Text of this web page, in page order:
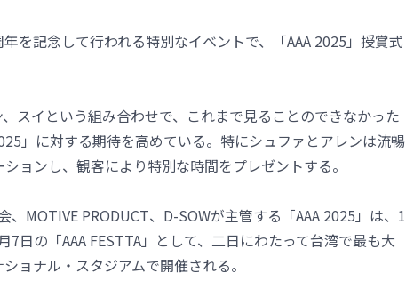
年を記念して行われる特別なイベントで、「AAA 2025」授賞式
スイという組み合わせで、これまで見ることのできなかった
」に対する期待を高めている。特にシュファとアレンは流暢
ョンし、観客により特別な時間をプレゼントする。
MOTIVE PRODUCT、D-SOWが主管する「AAA 2025」は、1
7日の「AAA FESTTA」として、二日にわたって台湾で最も大
ョナル・スタジアムで開催される。